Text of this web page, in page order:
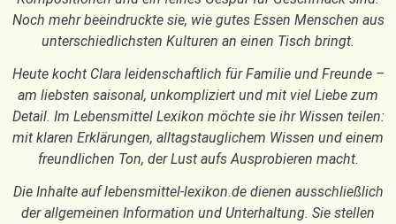
Noch mehr beeindruckte sie, wie gutes Essen Menschen aus
unterschiedlichsten Kulturen an einen Tisch bringt.
Heute kocht Clara leidenschaftlich für Familie und Freunde –
am liebsten saisonal, unkompliziert und mit viel Liebe zum
Detail. Im Lebensmittel Lexikon möchte sie ihr Wissen teilen:
mit klaren Erklärungen, alltagstauglichem Wissen und einem
freundlichen Ton, der Lust aufs Ausprobieren macht.
Die Inhalte auf lebensmittel-lexikon.de dienen ausschließlich
der allgemeinen Information und Unterhaltung. Sie stellen